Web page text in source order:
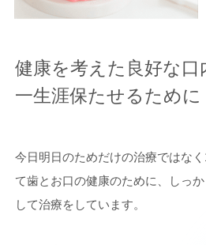
健康を考えた良好な口
一生涯保たせるために
今日明日のためだけの治療ではな
て歯とお口の健康のために、しっ
して治療をしています。